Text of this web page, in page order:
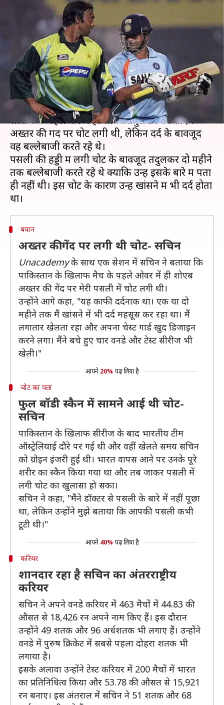
अख्तर की गेंद पर लगी चोट के कारण
महीनों तक परेशान थे सचिन, खुद
किया खुलासा
लेखन Neeraj Pandey May 17, 2021 06:13 pm
क्या है खबर?
2007 में पाकिस्तान के भारत दौरे पर खेली गई वनडे
सीरीज के पहले मैच में ही सचिन तेंदुलकर को शोएब
अख्तर की गेंद पर चोट लगी थी, लेकिन दर्द के बावजूद
वह बल्लेबाजी करते रहे थे।
पसली की हड्डी में लगी चोट के बावजूद तेंदुलकर दो महीने
तक बल्लेबाजी करते रहे थे क्योंकि उन्हें इसके बारे में पता
ही नहीं थी। इस चोट के कारण उन्हें खांसने में भी दर्द होता
बयान
अख्तर की गेंद पर लगी थी चोट- सचिन
Unacademyके साथ एक सेशन में सचिन ने बताया कि
पाकिस्तान के खिलाफ मैच के पहले ओवर में ही शोएब
अख्तर की गेंद पर मेरी पसली में चोट लगी थी।
उन्होंने आगे कहा, "यह काफी दर्दनाक था। एक या दो
महीने तक मैं खांसने में भी दर्द महसूस कर रहा था। मैं
लगातार खेलता रहा और अपना चेस्ट गार्ड खुद डिजाइन
करने लगा। मैंने बचे हुए चार वनडे और टेस्ट सीरीज भी
खेली।"
आपने 20% पढ़ लिया है
चोट का पता
फुल बॉडी स्कैन में सामने आई थी चोट-
सचिन
पाकिस्तान के खिलाफ सीरीज के बाद भारतीय टीम
ऑस्ट्रेलियाई दौरे पर गई थी और वहीं खेलते समय सचिन
को ग्रोइन इंजरी हुई थी। भारत वापस आने पर उनके पूरे
शरीर का स्कैन किया गया था और तब जाकर पसली में
लगी चोट का खुलासा हो सका।
सचिन ने कहा, "मैंने डॉक्टर से पसली के बारे में नहीं पूछा
था, लेकिन उन्होंने मुझे बताया कि आपकी पसली कभी
टूटी थी।"
आपने 40% पढ़ लिया है
करियर
शानदार रहा है सचिन का अंतरराष्ट्रीय
करियर
सचिन ने अपने वनडे करियर में 463 मैचों में 44.83 की
औसत से 18,426 रन अपने नाम किए हैं। इस दौरान
उन्होंने 49 शतक और 96 अर्धशतक भी लगाए हैं। उन्होंने
वनडे में पुरुष क्रिकेट में सबसे पहला दोहरा शतक भी
लगाया है।
इसके अलावा उन्होंने टेस्ट करियर में 200 मैचों में भारत
का प्रतिनिधित्व किया और 53.78 की औसत से 15,921
रन बनाए। इस अंतराल में सचिन ने 51 शतक और 68